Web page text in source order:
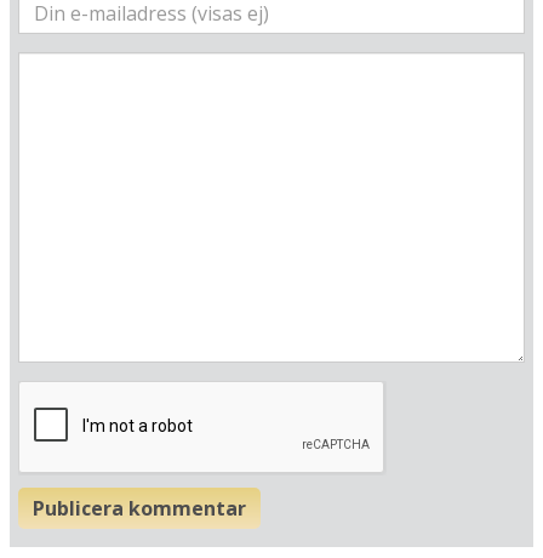
Visa alla Happydays hotell i Danmark
Flygplatser
Museer
Publicera kommentar